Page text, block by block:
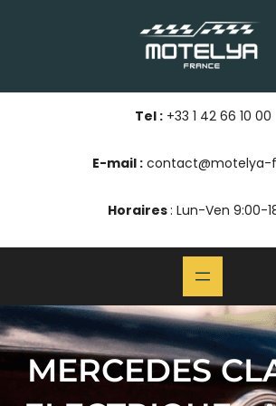
Tel :+33 1 42 66 10 00
E-mail :contact@motelya-
Horaires: Lun-Ven 9:00-
MERCEDES